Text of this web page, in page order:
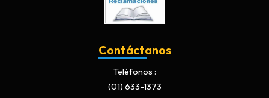
Contáctanos
Teléfonos
(01) 633-1373